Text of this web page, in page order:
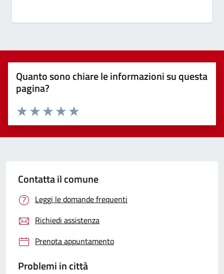
Quanto sono chiare le informazioni su questa
pagina?
Valuta 5 stelle su 5
Valuta 4 stelle su 5
Valuta 3 stelle su 5
Valuta 2 stelle su 5
Valuta 1 stelle su 5
Contatta il comune
Leggi le domande frequenti
Richiedi assistenza
Prenota appuntamento
Problemi in città